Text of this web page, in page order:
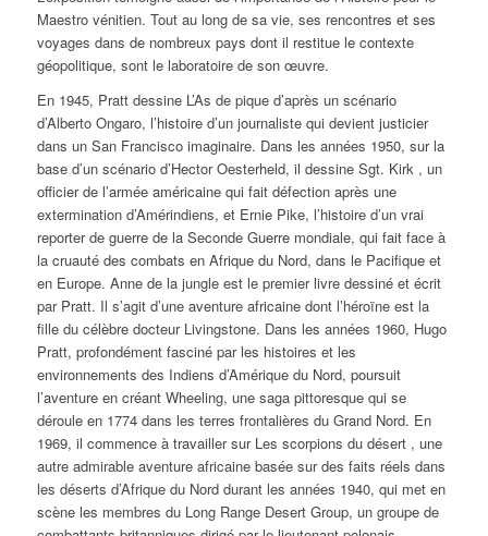
Maestro vénitien. Tout au long de sa vie, ses rencontres et ses
voyages dans de nombreux pays dont il restitue le contexte
géopolitique, sont le laboratoire de son œuvre.
En 1945, Pratt dessine L’As de pique d’après un scénario
d’Alberto Ongaro, l’histoire d’un journaliste qui devient justicier
dans un San Francisco imaginaire. Dans les années 1950, sur la
base d’un scénario d’Hector Oesterheld, il dessine Sgt. Kirk , un
officier de l’armée américaine qui fait défection après une
extermination d’Amérindiens, et Ernie Pike, l’histoire d’un vrai
reporter de guerre de la Seconde Guerre mondiale, qui fait face à
la cruauté des combats en Afrique du Nord, dans le Pacifique et
en Europe. Anne de la jungleest le premier livre dessiné et écrit
par Pratt. Il s’agit d’une aventure africaine dont l’héroïne est la
fille du célèbre docteur Livingstone. Dans les années 1960, Hugo
Pratt, profondément fasciné par les histoires et les
environnements des Indiens d’Amérique du Nord, poursuit
l’aventure en créant Wheeling, une saga pittoresque qui se
déroule en 1774 dans les terres frontalières du Grand Nord. En
1969, il commence à travailler sur Les scorpions du désert , une
autre admirable aventure africaine basée sur des faits réels dans
les déserts d’Afrique du Nord durant les années 1940, qui met en
scène les membres du Long Range Desert Group, un groupe de